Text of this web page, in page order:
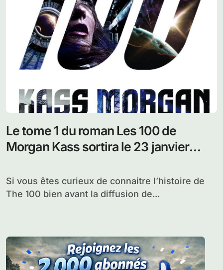
Le tome 1 du roman Les 100 de
Morgan Kass sortira le 23 janvier
Si vous êtes curieux de connaitre l’histoire de
The 100 bien avant la diffusion de...